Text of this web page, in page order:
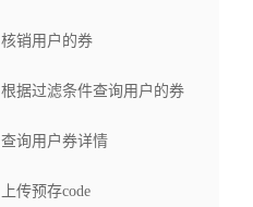
核销用户的券
根据过滤条件查询用户的券
查询用户券详情
上传预存code